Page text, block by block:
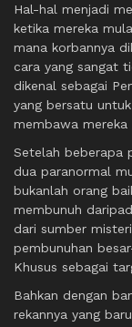
Hal-hal menjadi
ketika mereka
mana korbannya
cara yang sangat
dikenal sebagai
yang bersatu
membawa mereka
Setelah beberapa
dua paranormal
bukanlah orang
membunuh
dari sumber
pembunuhan
Khusus sebagai
Bahkan dengan
rekannya yang